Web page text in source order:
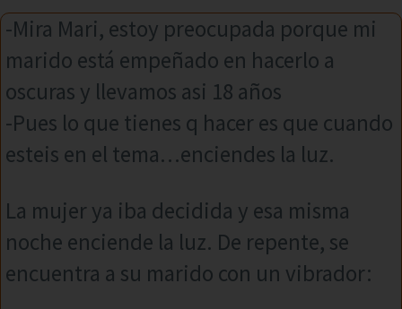
-Mira Mari, estoy preocupada porque mi
marido está empeñado en hacerlo a
oscuras y llevamos asi 18 años
-Pues lo que tienes q hacer es que cuando
esteis en el tema…enciendes la luz.
La mujer ya iba decidida y esa misma
noche enciende la luz. De repente, se
encuentra a su marido con un vibrador: